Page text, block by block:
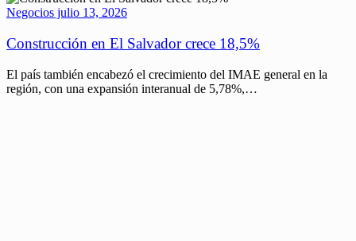
Negocios julio 13, 2026
Construcción en El Salvador crece 18,5%
El país también encabezó el crecimiento del IMAE general en la
región, con una expansión interanual de 5,78%,…